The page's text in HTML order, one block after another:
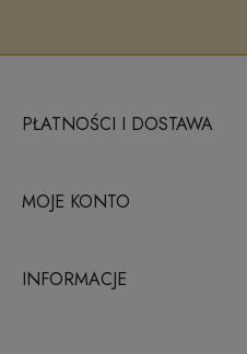
PŁATNOŚCI I DOSTAWA
MOJE KONTO
INFORMACJE